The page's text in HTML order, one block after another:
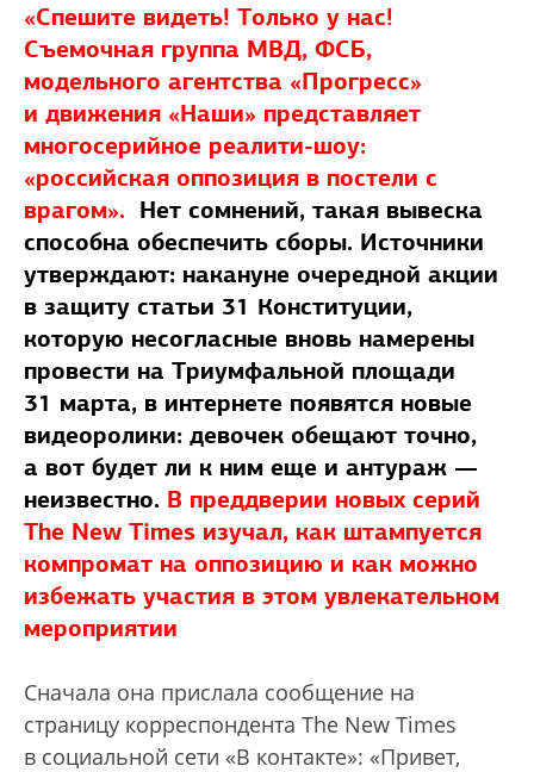
«Спешите видеть! Только у нас!
Съемочная группа МВД, ФСБ,
модельного агентства «Прогресс»
и движения «Наши» представляет
многосерийное реалити-шоу:
«российская оппозиция в постели с
врагом». Нет сомнений, такая вывеска
способна обеспечить сборы. Источники
утверждают: накануне очередной акции
в защиту статьи 31 Конституции,
которую несогласные вновь намерены
провести на Триумфальной площади
31 марта, в интернете появятся новые
видеоролики: девочек обещают точно,
а вот будет ли к ним еще и антураж —
неизвестно. В преддверии новых серий
The New Times изучал, как штампуется
компромат на оппозицию и как можно
избежать участия в этом увлекательном
мероприятии
Сначала она прислала сообщение на
страницу корреспондента The New Times
в социальной сети «В контакте»: «Привет,